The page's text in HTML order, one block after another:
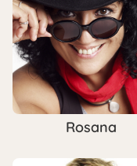
Rosana